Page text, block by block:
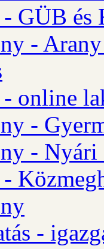
GÜB és
- Arany
online
-
- Nyári
-